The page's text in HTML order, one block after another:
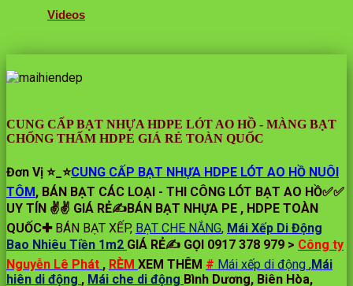
Videos
CUNG CẤP BẠT NHỰA HDPE LÓT AO HỒ - MÀNG BẠT
CHỐNG THẤM HDPE GIÁ RẺ TOÀN QUỐC
Đơn Vị ⭐️_⭐CUNG CẤP BẠT NHỰA HDPE LÓT AO HỒ NUÔI
TÔM, BÁN BẠT CÁC LOẠI - THI CÔNG LÓT BẠT AO HỒ✅✅
UY TÍN ✌✌ GIÁ RẺ✍BÁN BẠT NHỰA PE , HDPE TOÀN
QUỐC✚BÁN BẠT XẾP, BẠT CHE NẮNG, Mái Xếp Di Động
Bao Nhiêu Tiền 1m2 GIÁ RẺ✍ GỌI 0917 378 979 > Công ty
Nguyễn Lê Phát , RÈM XEM THÊM # Mái xếp di động ,Mái
hiên di động , Mái che di động Bình Dương, Biên Hòa,